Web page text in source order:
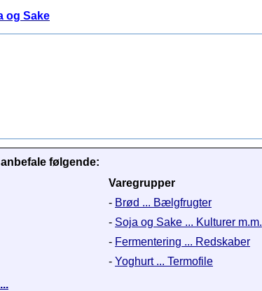
og Sake
følgende:
Varegrupper
- Brød ... Bælgfrugter
- Soja og Sake ... Kulturer m.m.
- Fermentering ... Redskaber
- Yoghurt ... Termofile